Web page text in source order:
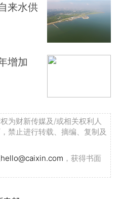
来水供
增加
为财新传媒及/或相关权利人
禁止进行转载、摘编、复制及
hello@caixin.com ，获得书面